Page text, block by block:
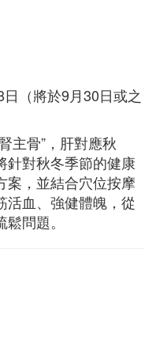
（將於9月30日或之
主骨”，肝對應秋
針對秋冬季節的健康
案，並結合穴位按摩
活血、強健體魄，從
問題。